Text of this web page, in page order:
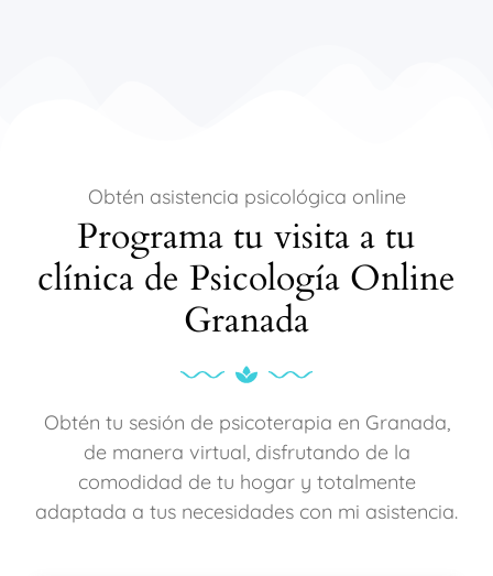
Obtén asistencia psicológica online
Programa tu visita a tu
clínica de Psicología Online
Granada
Obtén tu sesión de psicoterapia en Granada,
de manera virtual, disfrutando de la
comodidad de tu hogar y totalmente
adaptada a tus necesidades con mi asistencia.